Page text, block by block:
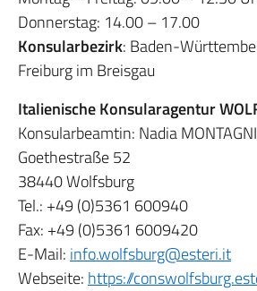
Donnerstag: 14.00 – 17.00
Konsularbezirk: Baden-
Freiburg im Breisgau
Italienische Konsularagentur
Konsularbeamtin: Nadia
Goethestraße 52
38440 Wolfsburg
Tel.: +49 (0)5361 600940
Fax: +49 (0)5361 6009420
E-Mail: info.wolfsburg@esteri.it
Webseite: https://